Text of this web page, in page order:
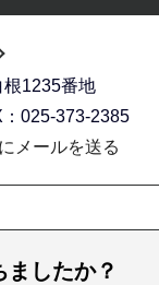
1235番地
025-373-2385
メールを送る
ましたか？